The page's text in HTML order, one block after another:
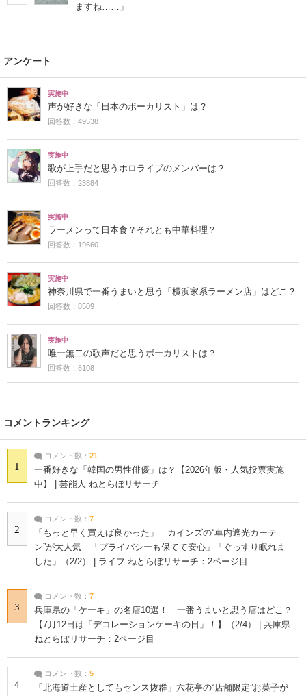
ますね……」
アンケート
実施中
声が好きな「日本のボーカリスト」は？
回答数：49538
実施中
歌が上手だと思うホロライブのメンバーは？
回答数：23884
実施中
ラーメンって日本食？それとも中華料理？
回答数：19660
実施中
神奈川県で一番うまいと思う「横浜家系ラーメン店」はどこ？
回答数：8509
実施中
唯一無二の歌声だと思うボーカリストは？
回答数：8108
コメントランキング
1
コメント数： 21
一番好きな「韓国の男性俳優」は？【2026年版・人気投票実施
中】 | 芸能人 ねとらぼリサーチ
2
コメント数： 7
「もっと早く買えば良かった」 カインズの“車内遮光カーテ
ン”が大人気 「プライバシーも保てて安心」「ぐっすり眠れま
した」（2/2） | ライフ ねとらぼリサーチ：2ページ目
3
コメント数： 7
兵庫県の「ケーキ」の名店10選！ 一番うまいと思う店はどこ？
【7月12日は「デコレーションケーキの日」！】（2/4） | 兵庫県
ねとらぼリサーチ：2ページ目
4
コメント数： 5
「北海道土産としてもセンス抜群」六花亭の“店舗限定”お菓子が